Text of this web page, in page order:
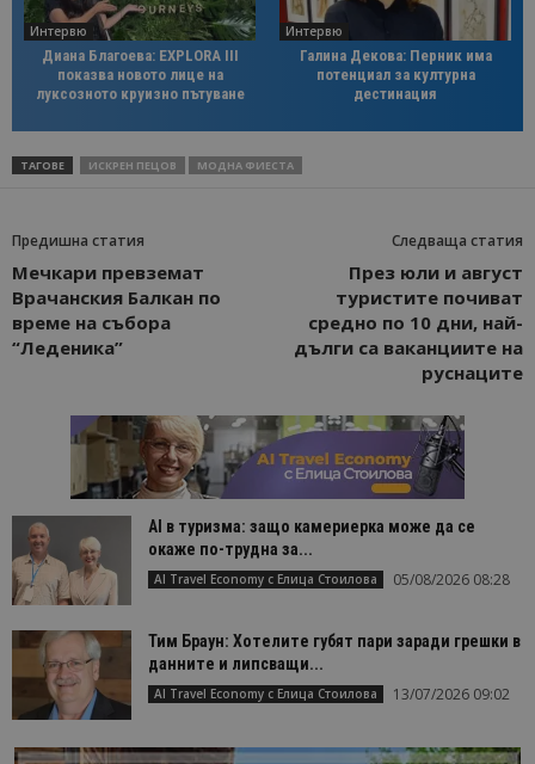
Интервю
Диана Благоева: EXPLORA III
показва новото лице на
луксозното круизно пътуване
Интервю
Галина Декова: Перник има
потенциал за културна
дестинация
ТАГОВЕ ИСКРЕН ПЕЦОВ МОДНА ФИЕСТА
Предишна статия
Мечкари превземат
Врачанския Балкан по
време на събора
“Леденика”
Следваща статия
През юли и август
туристите почиват
средно по 10 дни, най-
дълги са ваканциите на
руснаците
AI в туризма: защо камериерка може да се
окаже по-трудна за...
AI Travel Economy с Елица Стоилова 05/08/2026 08:28
Тим Браун: Хотелите губят пари заради грешки в
данните и липсващи...
AI Travel Economy с Елица Стоилова 13/07/2026 09:02